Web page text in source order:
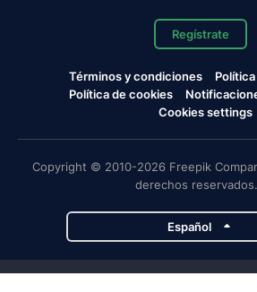
Regístrate
Términos y condiciones
Política de cookies
Cookies settings
Copyright © 2010-2026 Freepik
derechos reservados.
Español